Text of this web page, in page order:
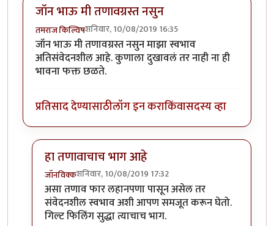
जॉन भाऊ मी तणावग्रस्त नसुन
तमराज किल्विषशनिवार, 10/08/2019 16:35
जॉन भाऊ मी तणावग्रस्त नसुन माझा स्वभाव
अतिसंवेदनशील आहे. कुणाला दुखावलं तर नाही ना ही
भावना फक्त छळते.
प्रतिसाद देण्यासाठीलॉग इन कराकिंवासदस्य व्हा
हा तणावाचाच भाग आहे
जॉनविक्कशनिवार, 10/08/2019 17:32
In reply toजॉन भाऊ मी तणावग्रस्त नसुनby
असा तणाव फार लहानपणा पासून असेल तर
संवेदनशील स्वभाव अशी आपण समजूत करून घेतो.
गिल्ट फिलिंग सुद्धा त्याचाच भाग.